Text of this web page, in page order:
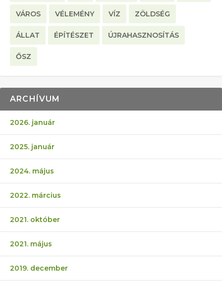
VÁROS VÉLEMÉNY VÍZ ZÖLDSÉG
ÁLLAT ÉPÍTÉSZET ÚJRAHASZNOSÍTÁS
ŐSZ
ARCHÍVUM
2026. január
2025. január
2024. május
2022. március
2021. október
2021. május
2019. december